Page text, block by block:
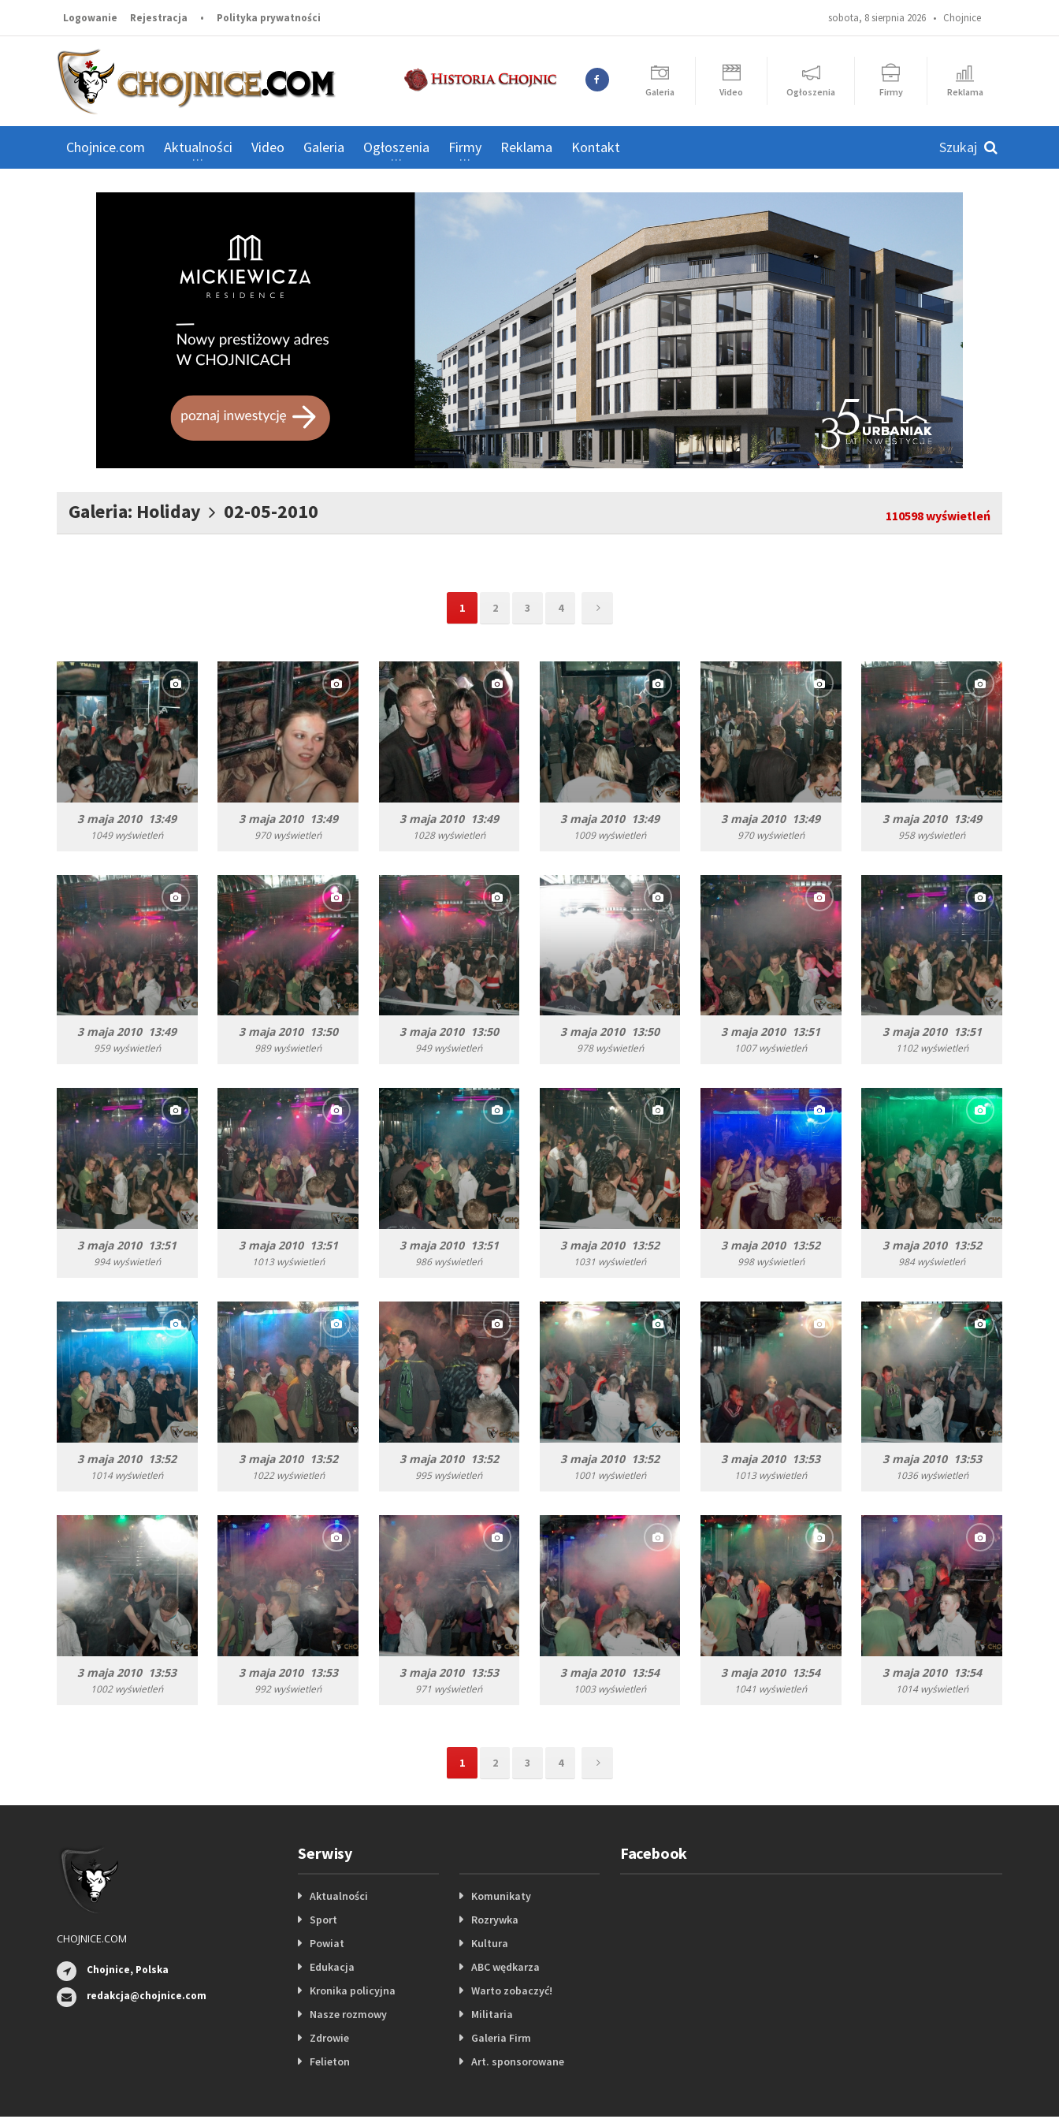
sobota, 8 sierpnia 2026 • Chojnice
Logowanie Rejestracja • Polityka prywatności
Galeria Video Ogłoszenia Firmy Reklama
Chojnice.com Aktualności Video Galeria Ogłoszenia Firmy Reklama Kontakt
Galeria: Holiday 02-05-2010 110598 wyświetleń
1 2 3 4
3 maja 2010 13:49
1049 wyświetleń
3 maja 2010 13:49
970 wyświetleń
3 maja 2010 13:49
1028 wyświetleń
3 maja 2010 13:49
1009 wyświetleń
3 maja 2010 13:49
970 wyświetleń
3 maja 2010 13:49
958 wyświetleń
3 maja 2010 13:49
959 wyświetleń
3 maja 2010 13:50
989 wyświetleń
3 maja 2010 13:50
949 wyświetleń
3 maja 2010 13:50
978 wyświetleń
3 maja 2010 13:51
1007 wyświetleń
3 maja 2010 13:51
1102 wyświetleń
3 maja 2010 13:51
994 wyświetleń
3 maja 2010 13:51
1013 wyświetleń
3 maja 2010 13:51
986 wyświetleń
3 maja 2010 13:52
1031 wyświetleń
3 maja 2010 13:52
998 wyświetleń
3 maja 2010 13:52
984 wyświetleń
3 maja 2010 13:52
1014 wyświetleń
3 maja 2010 13:52
1022 wyświetleń
3 maja 2010 13:52
995 wyświetleń
3 maja 2010 13:52
1001 wyświetleń
3 maja 2010 13:53
1013 wyświetleń
3 maja 2010 13:53
1036 wyświetleń
3 maja 2010 13:53
1002 wyświetleń
3 maja 2010 13:53
992 wyświetleń
3 maja 2010 13:53
971 wyświetleń
3 maja 2010 13:54
1003 wyświetleń
3 maja 2010 13:54
1041 wyświetleń
3 maja 2010 13:54
1014 wyświetleń
1 2 3 4
CHOJNICE.COM
Chojnice, Polska
redakcja@chojnice.com
Serwisy
Aktualności
Sport
Powiat
Edukacja
Kronika policyjna
Nasze rozmowy
Zdrowie
Felieton
Komunikaty
Rozrywka
Kultura
ABC wędkarza
Warto zobaczyć!
Militaria
Galeria Firm
Art. sponsorowane
Facebook